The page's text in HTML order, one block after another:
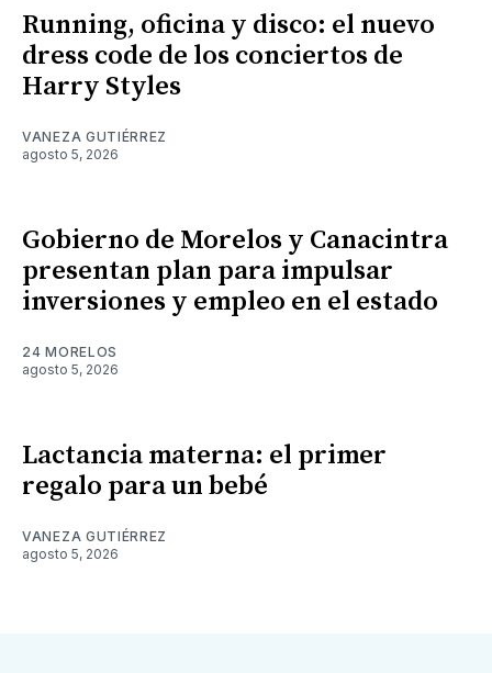
Running, oficina y disco: el nuevo
dress code de los conciertos de
Harry Styles
VANEZA GUTIÉRREZ
agosto 5, 2026
Gobierno de Morelos y Canacintra
presentan plan para impulsar
inversiones y empleo en el estado
24 MORELOS
agosto 5, 2026
Lactancia materna: el primer
regalo para un bebé
VANEZA GUTIÉRREZ
agosto 5, 2026